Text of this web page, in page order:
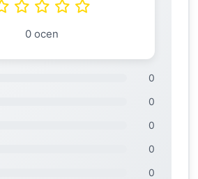
0 ocen
0
0
0
0
0